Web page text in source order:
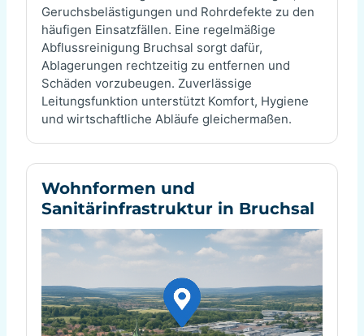
Geruchsbelästigungen und Rohrdefekte zu den
häufigen Einsatzfällen. Eine regelmäßige
Abflussreinigung Bruchsal sorgt dafür,
Ablagerungen rechtzeitig zu entfernen und
Schäden vorzubeugen. Zuverlässige
Leitungsfunktion unterstützt Komfort, Hygiene
und wirtschaftliche Abläufe gleichermaßen.
Wohnformen und
Sanitärinfrastruktur in Bruchsal